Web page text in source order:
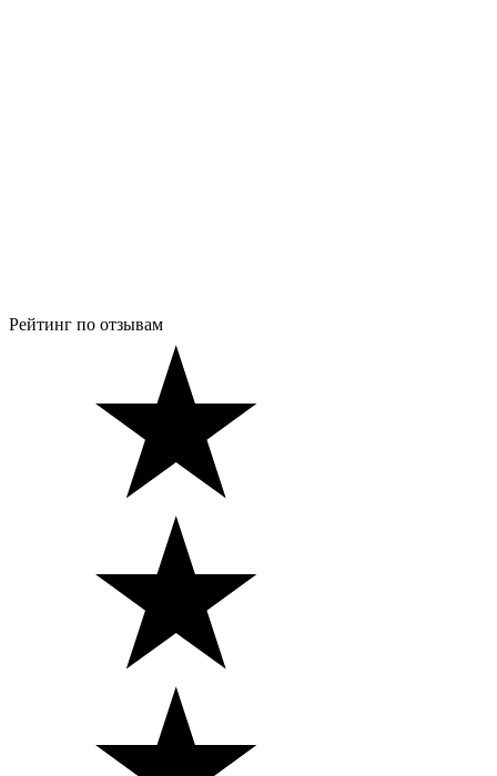
Рейтинг по отзывам